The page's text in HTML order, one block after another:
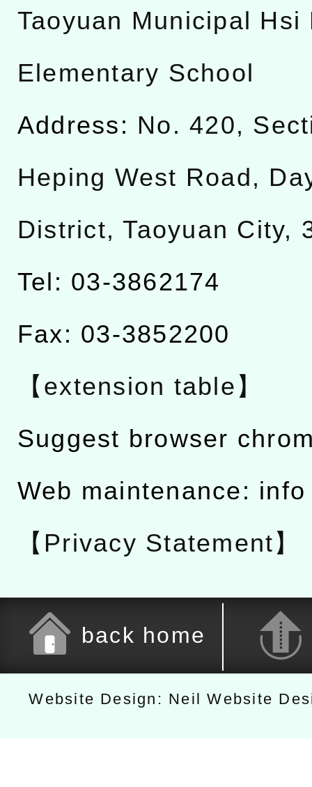
Taoyuan Municipal Hsi
Elementary School
Address: No. 420,
Heping West Road,
District, Taoyuan City,
Tel: 03-3862174
Fax: 03-3852200
【extension table】
Suggest browser
Web maintenance:
【Privacy Statement】
back home
Website Design: Neil Website